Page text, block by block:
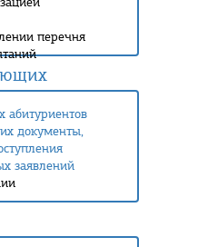
перечня
абитуриентов
документы,
заявлений